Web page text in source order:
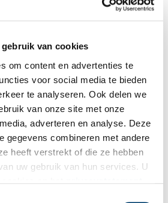
van cookies
om content en advertenties te
voor social media te bieden
te analyseren. Ook delen we
van onze site met onze
adverteren en analyse. Deze
gegevens combineren met andere
heeft verstrekt of die ze hebben
uw gebruik van hun services. U
uitrustten. Drie generaties eigenaars
om hen heen zien transformeren
Hemelsbreed enkele honderden
De hoge ligt in het Amsterdamse